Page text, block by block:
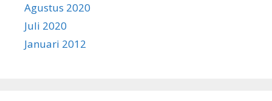
Agustus 2020
Juli 2020
Januari 2012